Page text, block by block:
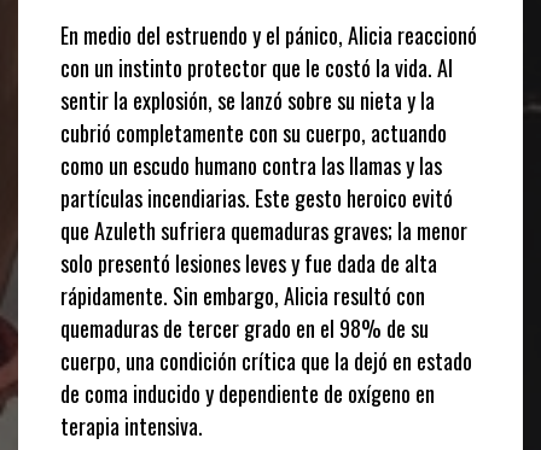
En medio del estruendo y el pánico, Alicia reaccionó
con un instinto protector que le costó la vida. Al
sentir la explosión, se lanzó sobre su nieta y la
cubrió completamente con su cuerpo, actuando
como un escudo humano contra las llamas y las
partículas incendiarias. Este gesto heroico evitó
que Azuleth sufriera quemaduras graves; la menor
solo presentó lesiones leves y fue dada de alta
rápidamente. Sin embargo, Alicia resultó con
quemaduras de tercer grado en el 98% de su
cuerpo, una condición crítica que la dejó en estado
de coma inducido y dependiente de oxígeno en
terapia intensiva.